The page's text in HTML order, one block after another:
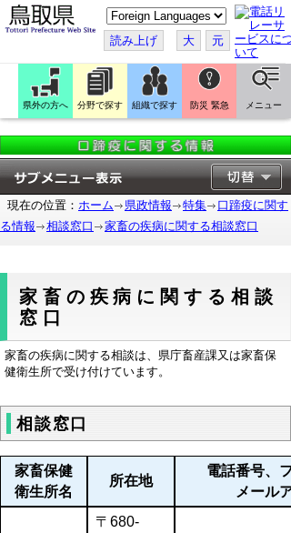
こ
の
ペ
ー
ジ
翻
訳
す
る
読み上げ 大 元
県外の方へ 分野で探す 組織で探す 防災 緊急 メニュー
現在の位置： ホーム 県政情報 特集
口蹄疫に関す
る情報
相談窓口 家畜の疾病に関する相談窓口
家畜の疾病に関する相談
窓口
家畜の疾病に関する相談は、県庁畜産課又は家畜保
健衛生所で受け付けています。
相談窓口
家畜保健
衛生所名
所在地
電話番号、
メール
〒680-